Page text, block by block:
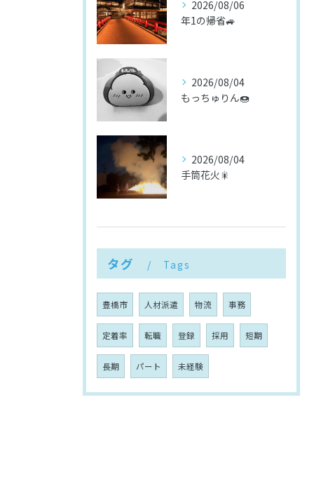
2026/08/06
年1の帰省🚙
2026/08/04
もっちゅりん🍩
2026/08/04
手筒花火🎇
タグ Tags
豊橋市 人材派遣 物流 事務
定着率 転職 登録 採用 短期
長期 パート 未経験